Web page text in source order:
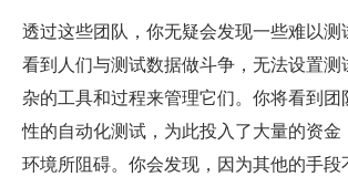
透过这些团队，你无疑会发现一些难以
看到人们与测试数据做斗争，无法设置测
杂的工具和过程来管理它们。你将看到团
性的自动化测试，为此投入了大量的资金
环境所阻碍。你会发现，因为其他的手段